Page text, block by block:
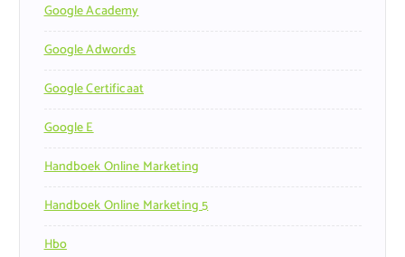
Google Academy
Google Adwords
Google Certificaat
Google E
Handboek Online Marketing
Handboek Online Marketing 5
Hbo